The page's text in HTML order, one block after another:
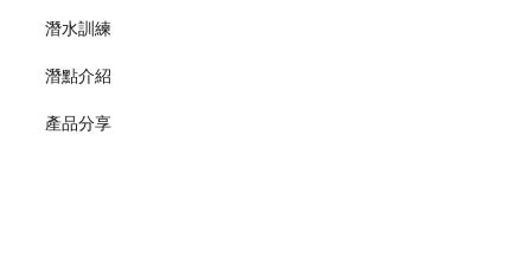
潛水訓練
潛點介紹
產品分享